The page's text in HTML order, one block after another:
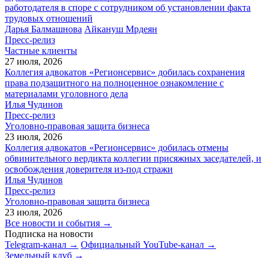
работодателя в споре с сотрудником об установлении факта
трудовых отношений
Дарья Балмашнова Айкануш Мрдеян
Пресс-релиз
Частные клиенты
27 июля, 2026
Коллегия адвокатов «Регионсервис» добилась сохранения
права подзащитного на полноценное ознакомление с
материалами уголовного дела
Илья Чудинов
Пресс-релиз
Уголовно-правовая защита бизнеса
23 июля, 2026
Коллегия адвокатов «Регионсервис» добилась отмены
обвинительного вердикта коллегии присяжных заседателей, и
освобождения доверителя из-под стражи
Илья Чудинов
Пресс-релиз
Уголовно-правовая защита бизнеса
23 июля, 2026
Все новости и события →
Подписка на новости
Telegram-канал → Официальный YouTube-канал →
Земельный клуб →